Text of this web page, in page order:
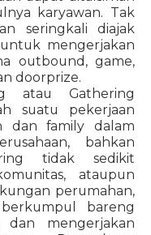
karyawan. Tak
seringkali diajak
mengerjakan
outbound, game,
doorprize.
atau Gathering
suatu pekerjaan
dan family dalam
bahkan
tidak sedikit
ataupun
perumahan,
bareng
mengerjakan